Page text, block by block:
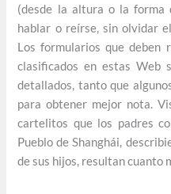
(desde la altura o la forma
hablar o reírse, sin olvidar
Los formularios que deben
clasificados en estas Web
detallados, tanto que
para obtener mejor nota.
cartelitos que los padres
Pueblo de Shanghái,
de sus hijos, resultan cuanto